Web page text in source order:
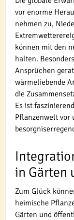
vor enorme
nehmen zu,
können mit den
halten.
Ansprüchen
wärmeliebende
die
Es ist
Pflanzenwelt vor
in Gärten
Zum Glück
heimische
Gärten und